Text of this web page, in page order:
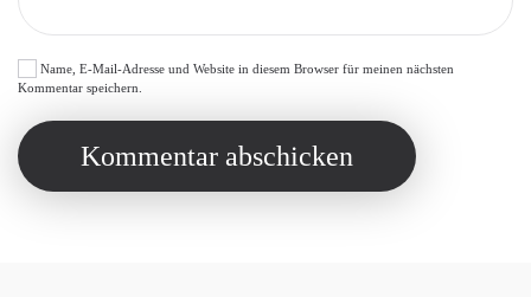
Name, E-Mail-Adresse und Website in diesem Browser für meinen nächsten
Kommentar speichern.
Kommentar abschicken